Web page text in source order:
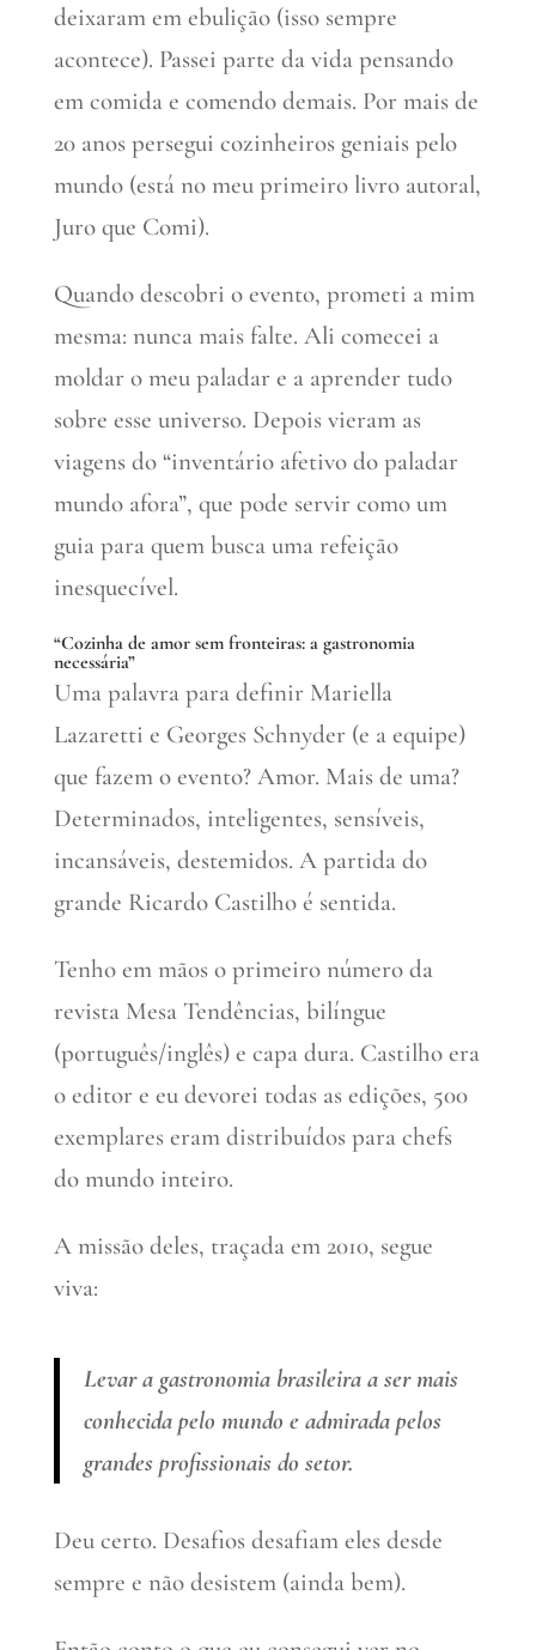
deixaram em ebulição (isso sempre
acontece). Passei parte da vida pensando
em comida e comendo demais. Por mais de
20 anos persegui cozinheiros geniais pelo
mundo (está no meu primeiro livro autoral,
Juro que Comi).
Quando descobri o evento, prometi a mim
mesma: nunca mais falte. Ali comecei a
moldar o meu paladar e a aprender tudo
sobre esse universo. Depois vieram as
viagens do “inventário afetivo do paladar
mundo afora”, que pode servir como um
guia para quem busca uma refeição
inesquecível.
“Cozinha de amor sem fronteiras: a gastronomia
necessária”
Uma palavra para definir Mariella
Lazaretti e Georges Schnyder (e a equipe)
que fazem o evento? Amor. Mais de uma?
Determinados, inteligentes, sensíveis,
incansáveis, destemidos. A partida do
grande Ricardo Castilho é sentida.
Tenho em mãos o primeiro número da
revista Mesa Tendências, bilíngue
(português/inglês) e capa dura. Castilho era
o editor e eu devorei todas as edições, 500
exemplares eram distribuídos para chefs
do mundo inteiro.
A missão deles, traçada em 2010, segue
viva:
Levar a gastronomia brasileira a ser mais
conhecida pelo mundo e admirada pelos
grandes profissionais do setor.
Deu certo. Desafios desafiam eles desde
sempre e não desistem (ainda bem).